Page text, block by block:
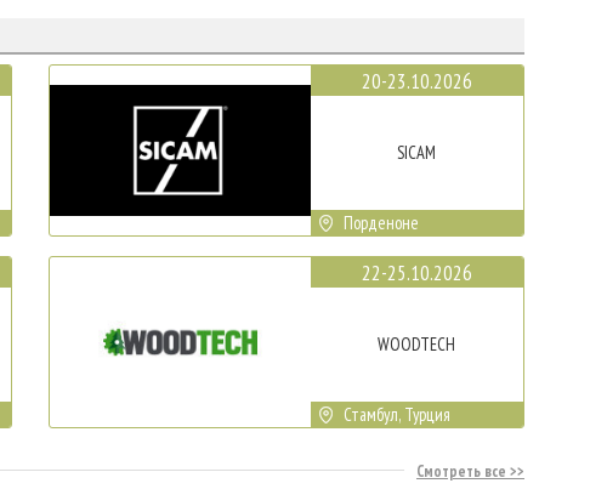
20-23.10.2026
SICAM
Порденоне
22-25.10.2026
WOODTECH
Стамбул, Турция
Смотреть все